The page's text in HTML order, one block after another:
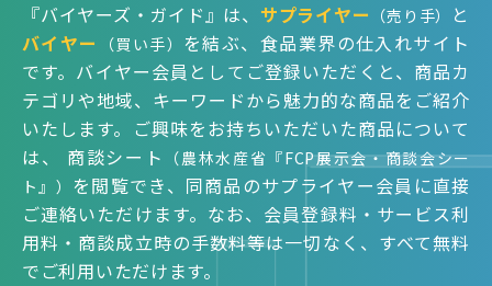
『バイヤーズ・ガイド』は、 サプライヤー （売り手）
と
バイヤー
（買い手） を結ぶ、食品業界の仕入れサイト
です。バイヤー会員としてご登録いただくと、商品カ
テゴリや地域、キーワードから魅力的な商品をご紹介
いたします。ご興味をお持ちいただいた商品について
は、 商談シート
（農林水産省『FCP展示会・商談会シー
ト』） を閲覧でき、同商品のサプライヤー会員に直接
ご連絡いただけます。なお、会員登録料・サービス利
用料・商談成立時の手数料等は一切なく、すべて無料
でご利用いただけます。